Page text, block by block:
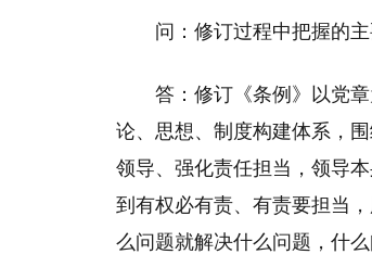
问：修订过程中把握的
答：修订《条例》以党
论、思想、制度构建体系，
领导、强化责任担当，领导
到有权必有责、有责要担当
么问题就解决什么问题，什